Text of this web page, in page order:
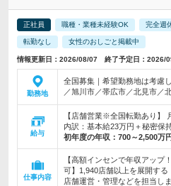
正社員 職種・業種未経験OK 完全週
転勤なし 女性のおしごと掲載中
情報更新日：2026/08/07 終了予定日：2026/
勤務地
全国募集｜希望勤務地は考慮
／旭川市／帯広市／北見市／
給与
【店舗営業※全国転勤あり】
内訳：基本給23万円＋秘密保
初年度の年収： 700～2,500万円
仕事内容
【高額インセンで年収アップ
可】1,940店舗以上を展開す
店舗運営・管理などを担当し